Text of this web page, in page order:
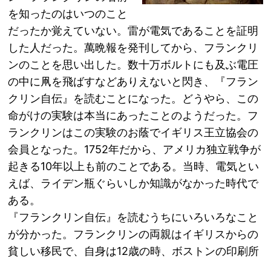
を知ったのはいつのこと
だったか覚えていない。雷が電気であることを証明
した人だった。萬晩報を発刊してから、フランクリ
ンのことを思い出した。数十万ボルトにも及ぶ電圧
の中に凧を飛ばすなどありえないと閃き、『フラン
クリン自伝』を読むことになった。どうやら、この
命がけの実験は本当にあったことのようだった。フ
ランクリンはこの実験のお蔭でイギリス王立協会の
会員となった。1752年だから、アメリカ独立戦争が
起きる10年以上も前のことである。当時、電気とい
えば、ライデン瓶ぐらいしか知識がなかった時代で
ある。
『フランクリン自伝』を読むうちにいろいろなこと
が分かった。フランクリンの両親はイギリスからの
貧しい移民で、自身は12歳の時、ボストンの印刷所